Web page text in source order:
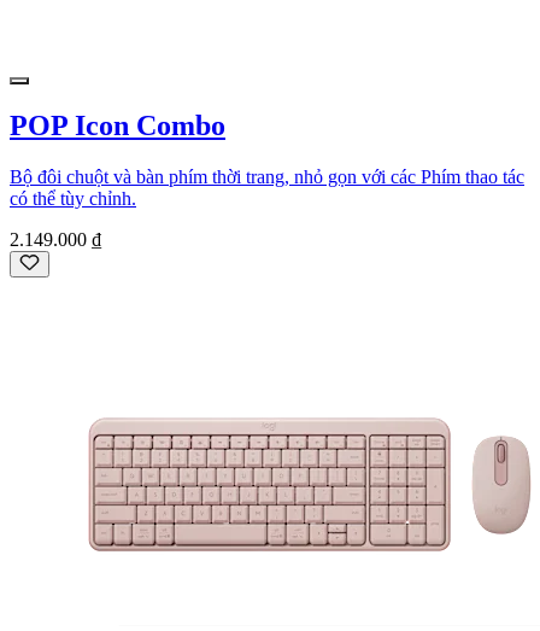
POP Icon Combo
Bộ đôi chuột và bàn phím thời trang, nhỏ gọn với các Phím thao tác
có thể tùy chỉnh.
2.149.000 ₫